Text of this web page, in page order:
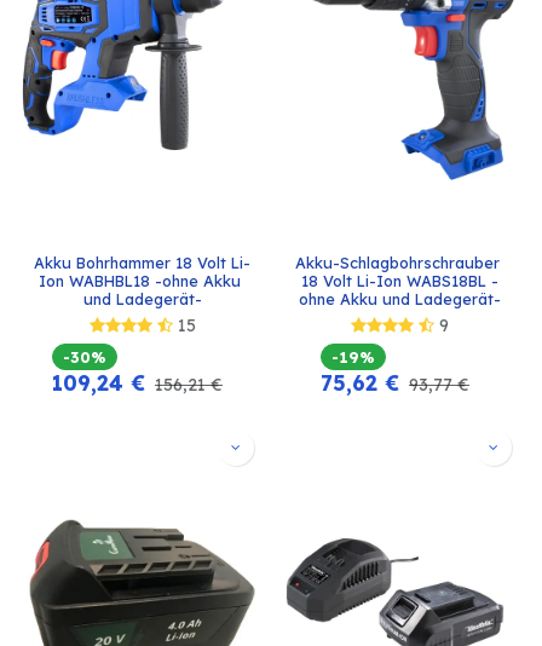
Akku Bohrhammer 18 Volt Li-
Ion WABHBL18 -ohne Akku
und Ladegerät-
15
-30%
109,24 € 156,21€
Akku-Schlagbohrschrauber
18 Volt Li-Ion WABS18BL -
ohne Akku und Ladegerät-
9
-19%
75,62 € 93,77€